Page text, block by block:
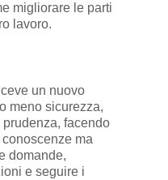
migliorare le parti
lavoro.
un nuovo
meno sicurezza,
facendo
ma
domande,
e seguire i